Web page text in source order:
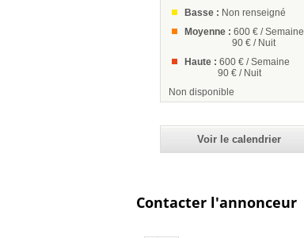
Basse : Non renseigné
Moyenne : 600 € / Semaine
90 € / Nuit
Haute : 600 € / Semaine
90 € / Nuit
Non disponible
Voir le calendrier
Contacter l'annonceur